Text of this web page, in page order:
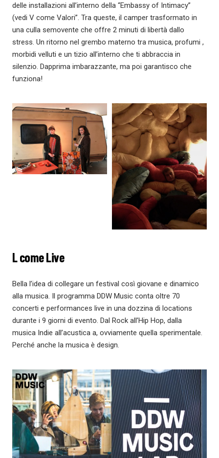
delle installazioni all’interno della “Embassy of Intimacy”
(vedi V come Valori”. Tra queste, il camper trasformato in
una culla semovente che offre 2 minuti di libertà dallo
stress. Un ritorno nel grembo materno tra musica, profumi ,
morbidi velluti e un tizio all’interno che ti abbraccia in
silenzio. Dapprima imbarazzante, ma poi garantisco che
funziona!
L come Live
Bella l’idea di collegare un festival così giovane e dinamico
alla musica. Il programma DDW Music conta oltre 70
concerti e performances live in una dozzina di locations
durante i 9 giorni di evento. Dal Rock all’Hip Hop, dalla
musica Indie all’acustica a, ovviamente quella sperimentale.
Perché anche la musica è design.